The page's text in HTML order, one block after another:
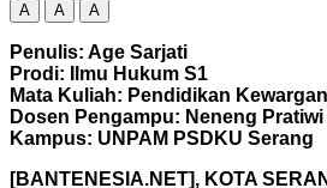
A A A
Penulis: Age Sarjati
Prodi: Ilmu Hukum S1
Mata Kuliah: Pendidikan
Dosen Pengampu: Neneng Pratiwi
Kampus: UNPAM PSDKU Serang
[BANTENESIA.NET], KOTA